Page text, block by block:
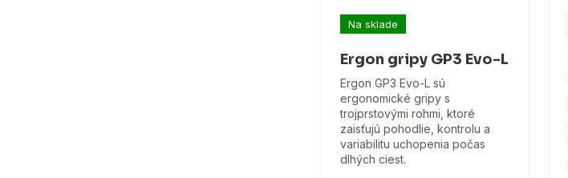
Na sklade
Ergon gripy GP3 Evo-L
Ergon GP3 Evo-L sú
ergonomické gripy s
trojprstovými rohmi, ktoré
zaisťujú pohodlie, kontrolu a
variabilitu uchopenia počas
dlhých ciest.